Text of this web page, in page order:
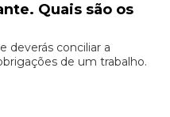
Quais são os
deverás conciliar a
de um trabalho.